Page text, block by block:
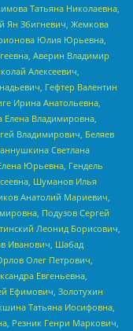
Татьяна Николаевна,
Ян Збигневич, Жемкова
Юлия Юрьевна,
Аверин Владимир
Алексеевич,
Гефтер Валентин
Ирина Анатольевна,
Елена Владимировна,
Владимирович, Беляев
Светлана
Юрьевна, Гендель
Шуманов Илья
Анатолий Мариевич,
Подузов Сергей
Леонид Борисович,
Иванович, Шабад
Олег Петрович,
Евгеньевна,
Ефимович, Золотухин
Татьяна Иосифовна,
Резник Генри Маркович,